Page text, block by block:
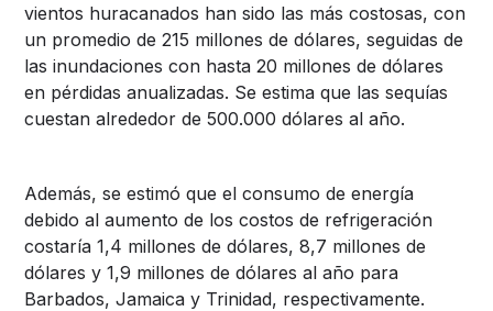
vientos huracanados han sido las más costosas, con
un promedio de 215 millones de dólares, seguidas de
las inundaciones con hasta 20 millones de dólares
en pérdidas anualizadas. Se estima que las sequías
cuestan alrededor de 500.000 dólares al año.
Además, se estimó que el consumo de energía
debido al aumento de los costos de refrigeración
costaría 1,4 millones de dólares, 8,7 millones de
dólares y 1,9 millones de dólares al año para
Barbados, Jamaica y Trinidad, respectivamente.